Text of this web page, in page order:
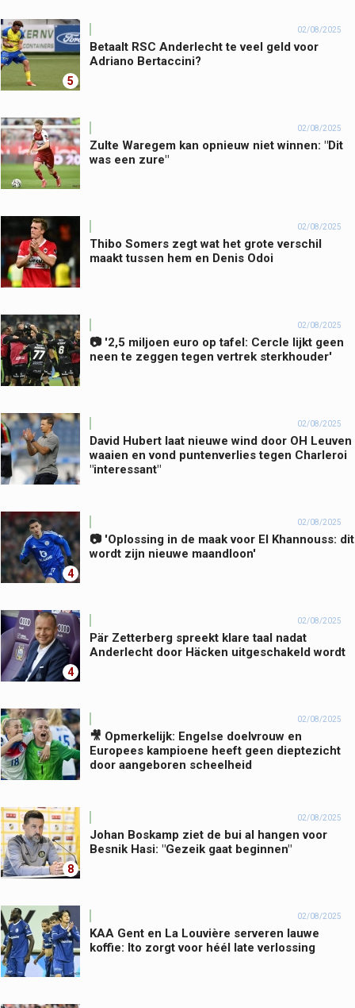
5
02/08/2025
Betaalt RSC Anderlecht te veel geld voor
Adriano Bertaccini?
02/08/2025
Zulte Waregem kan opnieuw niet winnen: "Dit
was een zure"
02/08/2025
Thibo Somers zegt wat het grote verschil
maakt tussen hem en Denis Odoi
02/08/2025
📷 '2,5 miljoen euro op tafel: Cercle lijkt geen
neen te zeggen tegen vertrek sterkhouder'
02/08/2025
David Hubert laat nieuwe wind door OH Leuven
waaien en vond puntenverlies tegen Charleroi
"interessant"
4
02/08/2025
📷 'Oplossing in de maak voor El Khannouss: dit
wordt zijn nieuwe maandloon'
4
02/08/2025
Pär Zetterberg spreekt klare taal nadat
Anderlecht door Häcken uitgeschakeld wordt
02/08/2025
🎥 Opmerkelijk: Engelse doelvrouw en
Europees kampioene heeft geen dieptezicht
door aangeboren scheelheid
8
02/08/2025
Johan Boskamp ziet de bui al hangen voor
Besnik Hasi: "Gezeik gaat beginnen"
02/08/2025
KAA Gent en La Louvière serveren lauwe
koffie: Ito zorgt voor héél late verlossing